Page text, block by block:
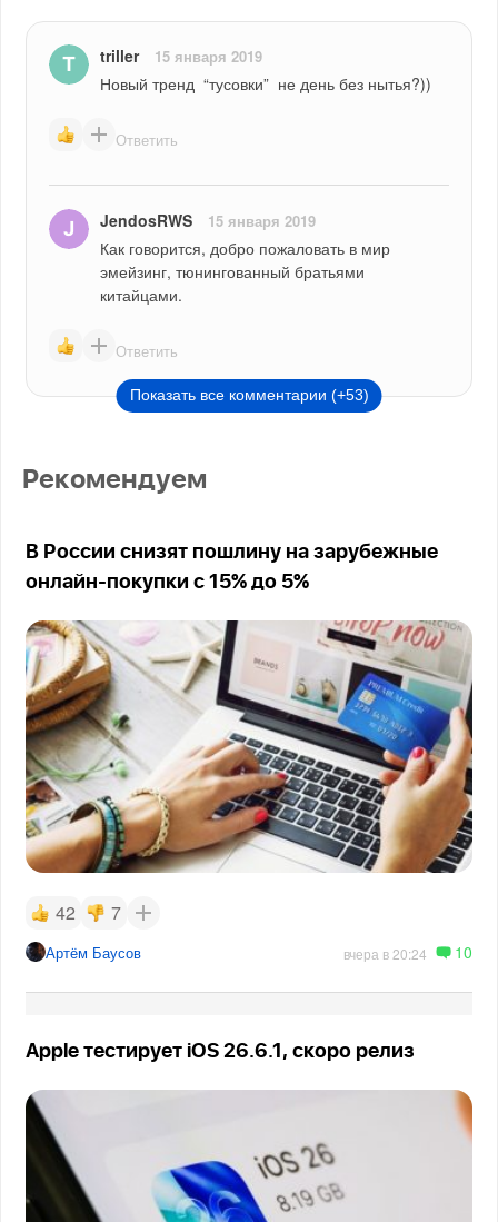
triller 15 января 2019
Новый тренд  “тусовки”  не день без нытья?))
Ответить
JendosRWS 15 января 2019
Как говорится, добро пожаловать в мир
эмейзинг, тюнингованный братьями
китайцами.
Ответить
Показать все комментарии (+53)
Рекомендуем
В России снизят пошлину на зарубежные
онлайн-покупки с 15% до 5%
42 7
Артём Баусов вчера в 20:24 10
Apple тестирует iOS 26.6.1, скоро релиз